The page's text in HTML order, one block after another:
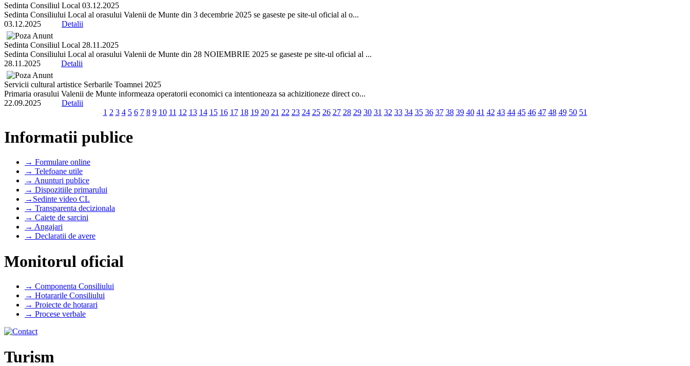
Sedinta Consiliul Local 03.12.2025
Sedinta Consiliului Local al orasului Valenii de Munte din 3 decembrie 2025 se gaseste pe site-ul oficial al o...
03.12.2025 Detalii
Sedinta Consiliul Local 28.11.2025
Sedinta Consiliului Local al orasului Valenii de Munte din 28 NOIEMBRIE 2025 se gaseste pe site-ul oficial al ...
28.11.2025 Detalii
Servicii cultural artistice Serbarile Toamnei 2025
Primaria orasului Valenii de Munte informeaza operatorii economici ca intentioneaza sa achizitioneze direct co...
22.09.2025 Detalii
1 2 3 4 5 6 7 8 9 10 11 12 13 14 15 16 17 18 19 20 21 22 23 24 25 26 27 28 29 30 31 32 33 34 35 36 37 38 39 40 41 42 43 44 45 46 47 48 49 50 51
Informatii publice
→ Formulare online
→ Telefoane utile
→ Anunturi publice
→ Dispozitiile primarului
→Sedinte video CL
→ Transparenta decizionala
→ Caiete de sarcini
→ Angajari
→ Declaratii de avere
Monitorul oficial
→ Componenta Consiliului
→ Hotararile Consiliului
→ Proiecte de hotarari
→ Procese verbale
Turism